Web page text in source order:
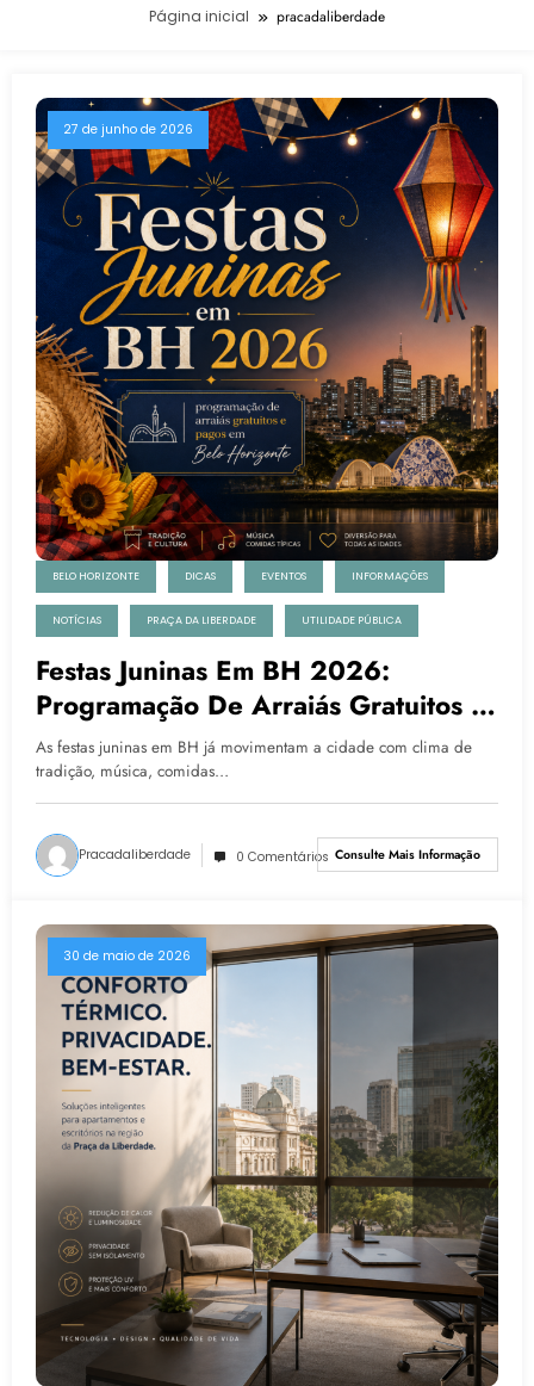
Página inicial pracadaliberdade
27 de junho de 2026
BELO HORIZONTE DICAS EVENTOS INFORMAÇÕES
NOTÍCIAS PRAÇA DA LIBERDADE UTILIDADE PÚBLICA
Festas Juninas Em BH 2026:
Programação De Arraiás Gratuitos E
Pagos Em Belo Horizonte
As festas juninas em BH já movimentam a cidade com clima de
tradição, música, comidas…
Pracadaliberdade 0 Comentários Consulte Mais Informação
30 de maio de 2026